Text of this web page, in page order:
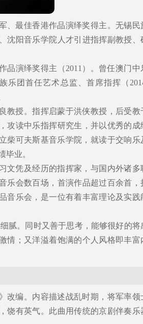
、最佳香港作品演绎奖得主。无锡民
沈阳音乐学院人才引进指挥副教授、
品演绎奖得主（2011）。曾任澳门中
乐团首任艺术总监、首席指挥（
教授。指挥启蒙于洪侠教授，后受教
攻读中乐指挥研究生，并以优秀的成
柴可夫斯基音乐学院，就读于交响乐
毕业。
文凭及经历的指挥家，与国内外诸多
乐会数百场，首演作品超过百余首，
音乐会，是一位有着丰富理论及实践
腻。同时又善于思考，能够很好的将
情；又洋溢着饱满的个人风格即丰富
改编。内容描述战乱时期，将军率领
饶有英气。此曲用传统的京剧伴奏乐